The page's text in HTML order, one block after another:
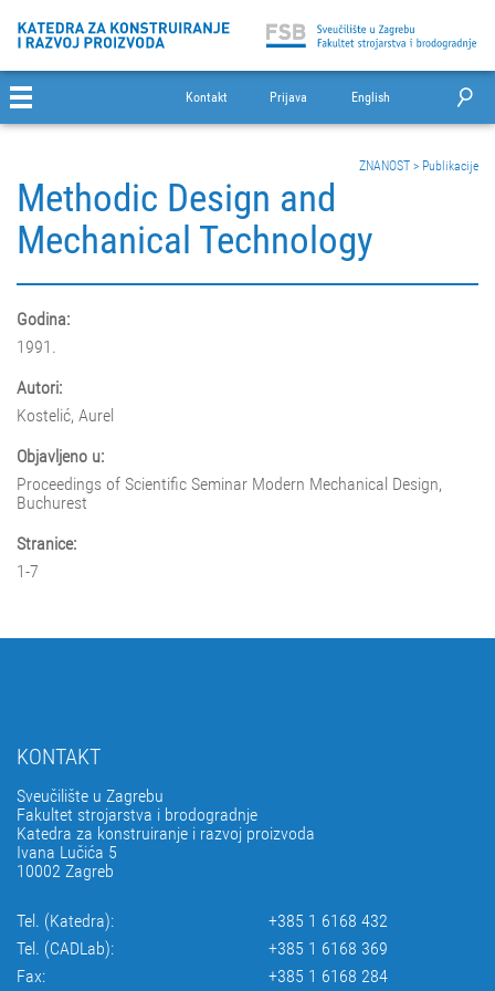
Kontakt Prijava English
ZNANOST > Publikacije
Methodic Design and
Mechanical Technology
Godina:
1991.
Autori:
Kostelić, Aurel
Objavljeno u:
Proceedings of Scientific Seminar Modern Mechanical Design,
Buchurest
Stranice:
1-7
KONTAKT
Sveučilište u Zagrebu
Fakultet strojarstva i brodogradnje
Katedra za konstruiranje i razvoj proizvoda
Ivana Lučića 5
10002 Zagreb
Tel. (Katedra):
+385 1 6168 432
Tel. (CADLab):
+385 1 6168 369
Fax:
+385 1 6168 284